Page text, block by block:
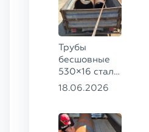
Трубы
бесшовные
530×16 сталь
13ХФА,
18.06.2026